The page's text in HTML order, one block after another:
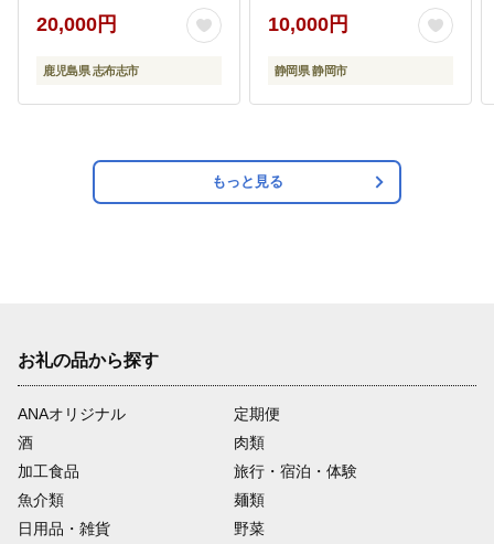
産 蒲焼き ウナギ うなぎ
5尾 九州産 かばやき 冷
凍 うな重 ひつまぶし タ
b0-219-yy
20,000円
鹿児島県 志布志市
の幸 ◆
10,000円
静岡県 静岡市
もっと見る
お礼の品から探す
ANAオリジナル
定期便
酒
肉類
加工食品
旅行・宿泊・体験
魚介類
麺類
日用品・雑貨
野菜